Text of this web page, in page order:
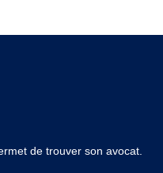
de trouver son avocat.